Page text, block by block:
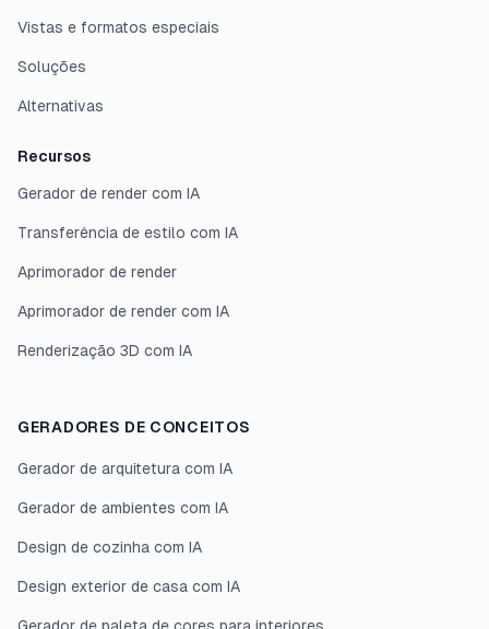
Vistas e formatos especiais
Soluções
Alternativas
Recursos
Gerador de render com IA
Transferência de estilo com IA
Aprimorador de render
Aprimorador de render com IA
Renderização 3D com IA
GERADORES DE CONCEITOS
Gerador de arquitetura com IA
Gerador de ambientes com IA
Design de cozinha com IA
Design exterior de casa com IA